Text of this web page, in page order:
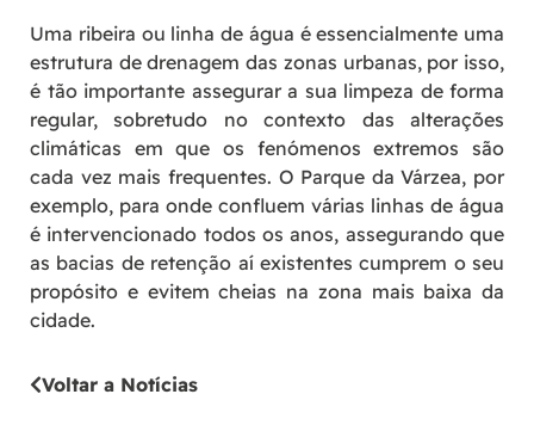
Uma ribeira ou linha de água é essencialmente uma
estrutura de drenagem das zonas urbanas, por isso,
é tão importante assegurar a sua limpeza de forma
regular, sobretudo no contexto das alterações
climáticas em que os fenómenos extremos são
cada vez mais frequentes. O Parque da Várzea, por
exemplo, para onde confluem várias linhas de água
é intervencionado todos os anos, assegurando que
as bacias de retenção aí existentes cumprem o seu
propósito e evitem cheias na zona mais baixa da
cidade.
Voltar a Notícias